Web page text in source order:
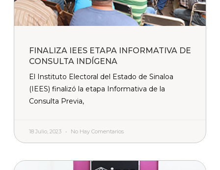
FINALIZA IEES ETAPA INFORMATIVA DE
CONSULTA INDÍGENA
El Instituto Electoral del Estado de Sinaloa
(IEES) finalizó la etapa Informativa de la
Consulta Previa,
18 Julio, 2023 No Hay Comentarios